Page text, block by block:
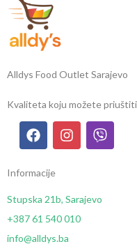
Alldys Food Outlet Sarajevo
Kvaliteta koju možete
Informacije
Stupska 21b, Sarajevo
+387 61 540 010
info@alldys.ba